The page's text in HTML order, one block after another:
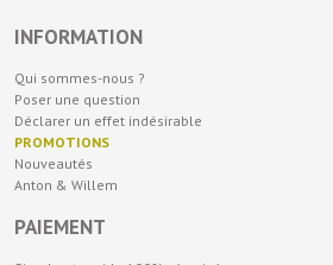
INFORMATION
Qui sommes-nous ?
Poser une question
Déclarer un effet indésirable
PROMOTIONS
Nouveautés
Anton & Willem
PAIEMENT